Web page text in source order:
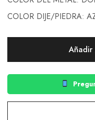
COLOR DIJE/PIEDRA: